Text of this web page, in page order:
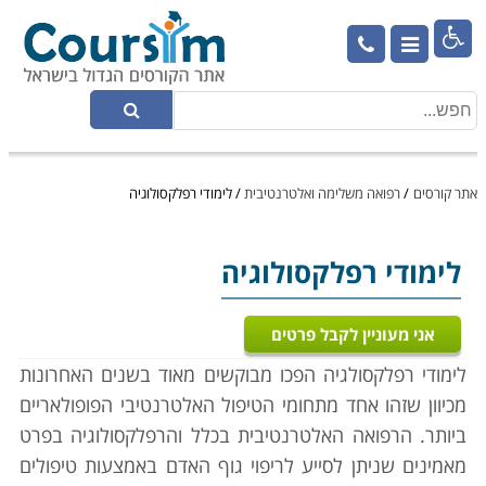

אתר קורסים /רפואה משלימה ואלטרנטיבית/לימודי רפלקסולוגיה
לימודי רפלקסולוגיה
אני מעוניין לקבל פרטים
לימודי רפלקסולגיה הפכו מבוקשים מאוד בשנים האחרונות
מכיוון שזהו אחד מתחומי הטיפול האלטרנטיבי הפופולאריים
ביותר. הרפואה האלטרנטיבית בכלל והרפלקסולוגיה בפרט
מאמינים שניתן לסייע לריפוי גוף האדם באמצעות טיפולים